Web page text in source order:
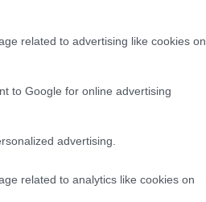
related to advertising like cookies on
to Google for online advertising
advertising.
related to analytics like cookies on
és télen is
A nyári
Ezért ne
lábbeli
modellt
mindegyik